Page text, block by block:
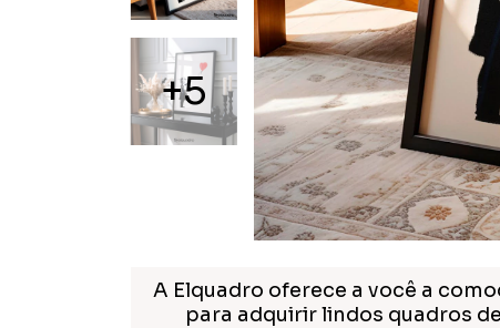
+5
A Elquadro oferece a você a
para adquirir lindos quadros